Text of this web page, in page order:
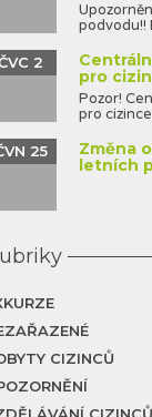
podvodu!!
pro
2
Pozor!
pro
Změna
letních
25
CIZINCŮ